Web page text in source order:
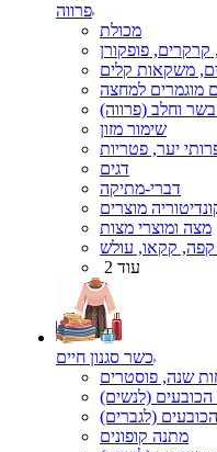
פרווה
מכולת
פופקורן
משקאות קלים
מוגמרים למחצה
וחלב (פרווה)
שימור מזון
יער, פטריות
דגים
דברי-מתיקה
מוצרים
מצה ומוצרי מצות
קקאו, עולש
עוד 2
כשר סגנון חיים
שנה, פוסטרים
(לנשים)
(לגברים)
מתנה קופונים